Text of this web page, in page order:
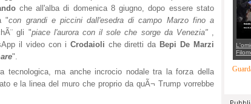
che all'alba di domenica 8 giugno, dopo essere stato
"con grandi e piccini dall'esedra di campo Marzo fino a
gli "piace l'aurora con il sole che sorge da Venezia"
il video con i Crodaioli che diretti da Bepi De Marzi
".
tecnologica, ma anche incrocio nodale tra la forza della
e la linea del muro che proprio da quÃ¬ Trump vorrebbe